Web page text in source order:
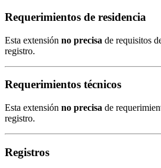
Requerimientos de residencia
Esta extensión no precisa de requisitos
registro.
Requerimientos técnicos
Esta extensión no precisa de
registro.
Registros